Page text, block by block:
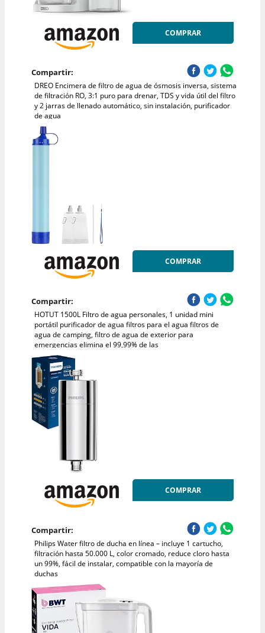
COMPRAR
Compartir:
DREO Encimera de filtro de agua de ósmosis inversa, sistema
de filtración RO, 3:1 puro para drenar, TDS y vida útil del filtro
y 2 jarras de llenado automático, sin instalación, purificador
de agua
COMPRAR
Compartir:
HOTUT 1500L Filtro de agua personales, 1 unidad mini
portátil purificador de agua filtros para el agua filtros de
agua de camping, filtro de agua de exterior para
emergencias elimina el 99,99% de las
COMPRAR
Compartir:
Philips Water filtro de ducha en línea – incluye 1 cartucho,
filtración hasta 50.000 L, color cromado, reduce cloro hasta
un 99%, fácil de instalar, compatible con la mayoría de
duchas